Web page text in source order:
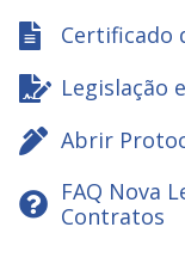
Certificado
Legislação
Abrir
FAQ Nova
Contratos